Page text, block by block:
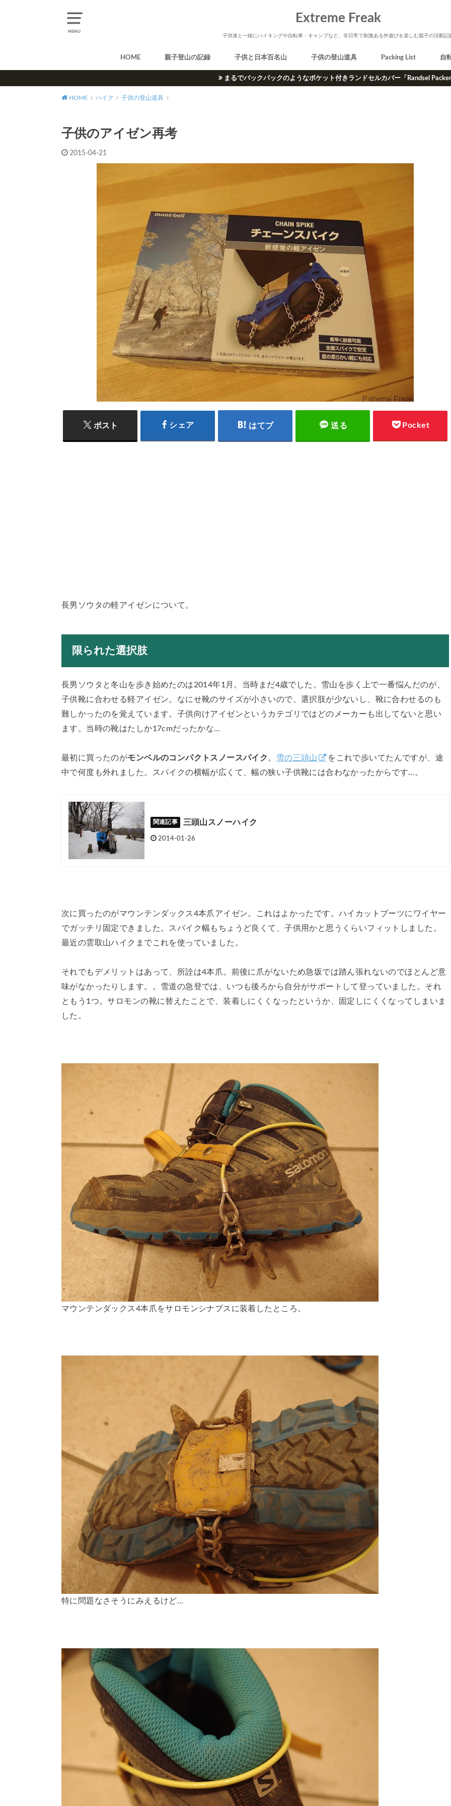
MENU
Extreme Freak
子供達と一緒にハイキングや自転車・キャンプなど、非日常で刺激ある外遊びを楽しむ親子の活動記
HOME 親子登山の記録 子供と日本百名山 子供の登山道具 Packing List 自
まるでバックパックのようなポケット付きランドセルカバー「Randsel Packer
HOME ハイク 子供の登山道具
子供のアイゼン再考
2015-04-21
ポスト シェア はてブ 送る Pocket
長男ソウタの軽アイゼンについて。
限られた選択肢
長男ソウタと冬山を歩き始めたのは2014年1月。当時まだ4歳でした。雪山を歩く上で一番悩んだのが、
子供靴に合わせる軽アイゼン。なにせ靴のサイズが小さいので、選択肢が少ないし、靴に合わせるのも
難しかったのを覚えています。子供向けアイゼンというカテゴリではどのメーカーも出してないと思い
ます。当時の靴はたしか17cmだったかな…
最初に買ったのがモンベルのコンパクトスノースパイク 。 雪の三頭山
をこれで歩いてたんですが、途
中で何度も外れました。スパイクの横幅が広くて、幅の狭い子供靴には合わなかったからです…。
三頭山スノーハイク
2014-01-26
次に買ったのがマウンテンダックス4本爪アイゼン。これはよかったです。ハイカットブーツにワイヤー
でガッチリ固定できました。スパイク幅もちょうど良くて、子供用かと思うくらいフィットしました。
最近の雲取山ハイクまでこれを使っていました。
それでもデメリットはあって、所詮は4本爪。前後に爪がないため急坂では踏ん張れないのでほとんど意
味がなかったりします。。雪道の急登では、いつも後ろから自分がサポートして登っていました。それ
ともう1つ。サロモンの靴に替えたことで、装着しにくくなったというか、固定しにくくなってしまいま
した。
マウンテンダックス4本爪をサロモンシナプスに装着したところ。
特に問題なさそうにみえるけど…